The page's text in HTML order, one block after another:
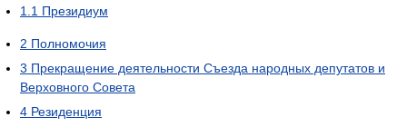
1.1 Президиум
2 Полномочия
3 Прекращение деятельности Съезда народных депутатов и
Верховного Совета
4 Резиденция